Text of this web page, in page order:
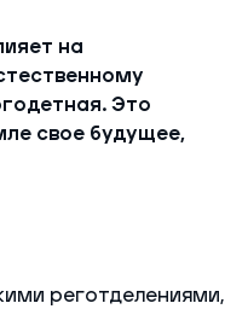
на
Это
свое будущее,
реготделениями,